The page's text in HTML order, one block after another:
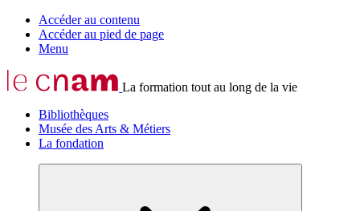
Accéder au contenu
Accéder au pied de page
Menu
La formation tout au long de la vie
Bibliothèques
Musée des Arts & Métiers
La fondation